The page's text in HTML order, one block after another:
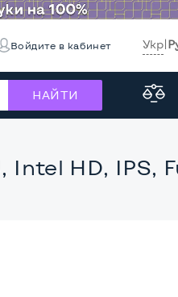
Войдите в кабинет Укр|
НАЙТИ
HD, IPS,